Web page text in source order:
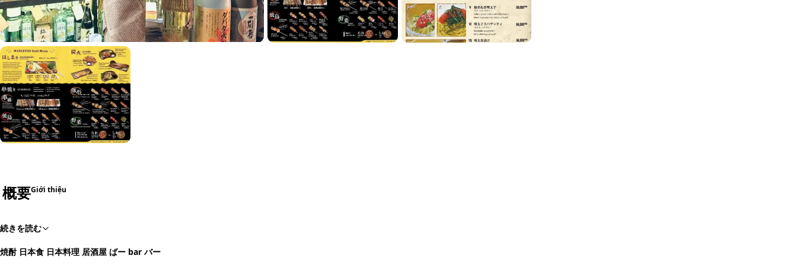
概要Giới thiệu
続きを読む
焼酎 日本食 日本料理 居酒屋 ばー bar バー